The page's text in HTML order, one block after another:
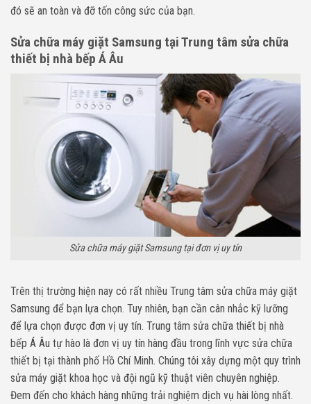
đó sẽ an toàn và đỡ tốn công sức của bạn.
Sửa chữa máy giặt Samsung tại Trung tâm sửa chữa
thiết bị nhà bếp Á Âu
Sửa chữa máy giặt Samsung tại đơn vị uy tín
Trên thị trường hiện nay có rất nhiều Trung tâm sửa chữa máy giặt
Samsung để bạn lựa chọn. Tuy nhiên, bạn cần cân nhắc kỹ lưỡng
để lựa chọn được đơn vị uy tín. Trung tâm sửa chữa thiết bị nhà
bếp Á Âu tự hào là đơn vị uy tín hàng đầu trong lĩnh vực sửa chữa
thiết bị tại thành phố Hồ Chí Minh. Chúng tôi xây dựng một quy trình
sửa máy giặt khoa học và đội ngũ kỹ thuật viên chuyên nghiệp.
Đem đến cho khách hàng những trải nghiệm dịch vụ hài lòng nhất.